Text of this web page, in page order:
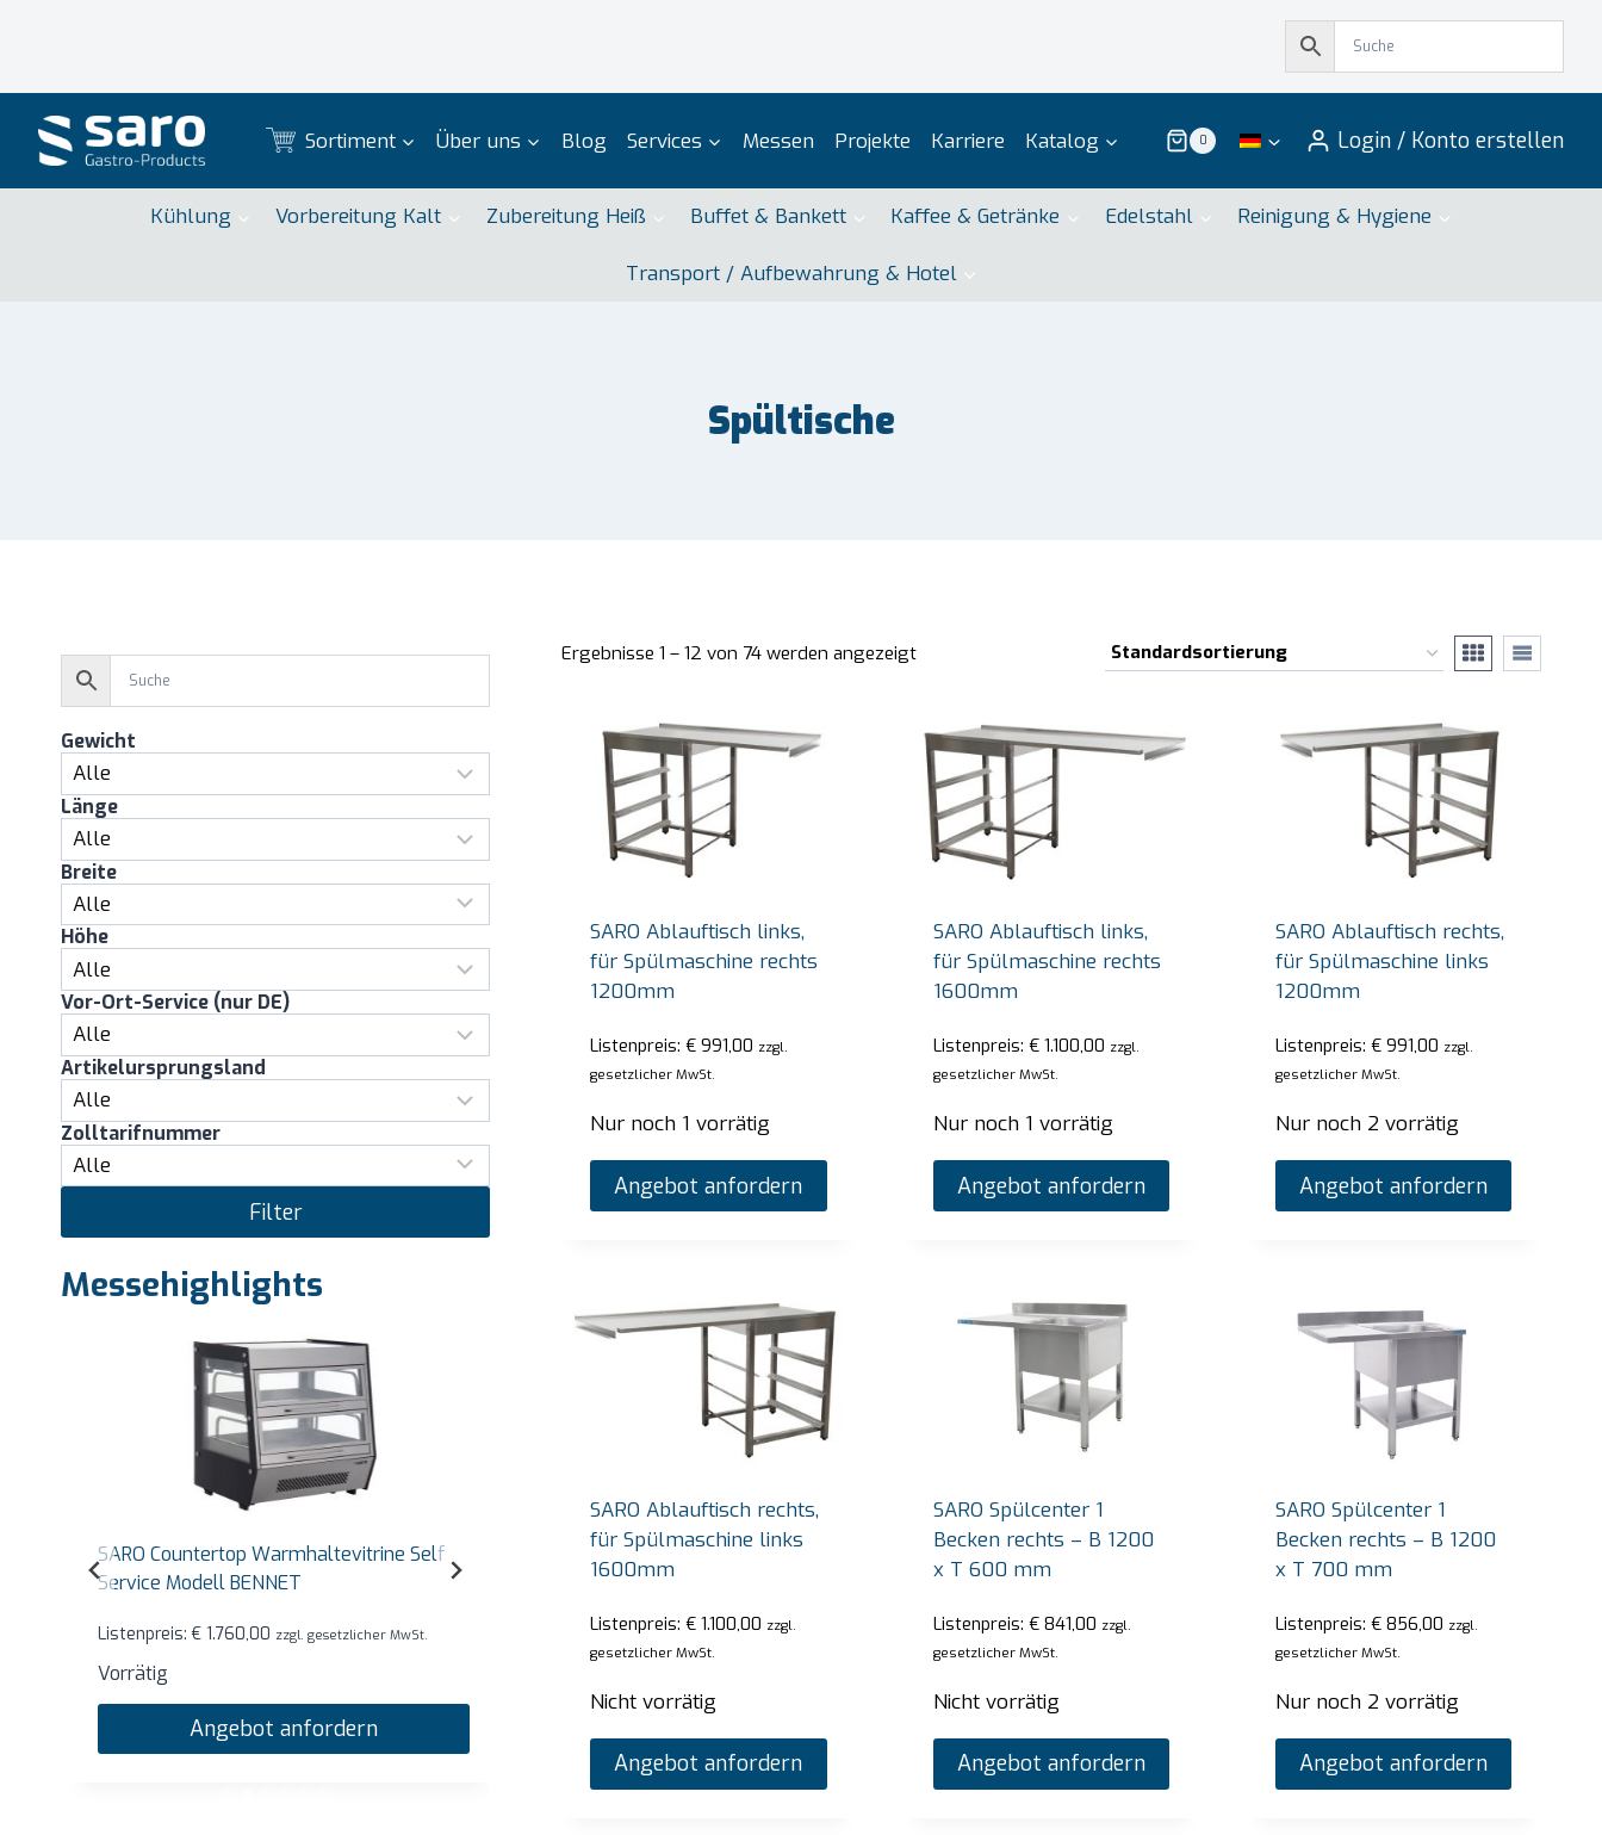
Sortiment Über uns Blog Services Messen Projekte Karriere Katalog 0 Login / Konto erstellen
Kühlung Vorbereitung Kalt Zubereitung Heiß Buffet & Bankett Kaffee & Getränke Edelstahl Reinigung & Hygiene
Transport / Aufbewahrung & Hotel
Spültische
Ergebnisse 1 – 12 von 74 werden angezeigt
SARO Ablauftisch links,
für Spülmaschine rechts
1200mm
Listenpreis:€ 991,00 zzgl.
gesetzlicher MwSt.
Nur noch 1 vorrätig
Angebot anfordern
SARO Ablauftisch links,
für Spülmaschine rechts
1600mm
Listenpreis: €1.100,00 zzgl.
gesetzlicher MwSt.
Nur noch 1 vorrätig
Angebot anfordern
SARO Ablauftisch rechts,
für Spülmaschine links
1200mm
Listenpreis:€ 991,00 zzgl.
gesetzlicher MwSt.
Nur noch 2 vorrätig
Angebot anfordern
SARO Ablauftisch rechts,
für Spülmaschine links
1600mm
Listenpreis:€ 1.100,00 zzgl.
gesetzlicher MwSt.
Nicht vorrätig
Angebot anfordern
SARO Spülcenter 1
Becken rechts – B 1200
x T 600 mm
Listenpreis: €841,00 zzgl.
gesetzlicher MwSt.
Nicht vorrätig
Angebot anfordern
SARO Spülcenter 1
Becken rechts – B 1200
x T 700 mm
Listenpreis:€ 856,00 zzgl.
gesetzlicher MwSt.
Nur noch 2 vorrätig
Angebot anfordern
Gewicht
Länge
Breite
Höhe
Vor-Ort-Service (nur DE)
Artikelursprungsland
Zolltarifnummer
Filter
Messehighlights
SARO Countertop Warmhaltevitrine Self
Service Modell BENNET
Listenpreis:€1.760,00 zzgl. gesetzlicher MwSt.
Vorrätig
Angebot anfordern
SARO Bain-Marie-Trolley Modell BT-3
Vorrätig
Angebot anfordern
SARO Thermobehälter Modell Emmerich
Vorrätig
Angebot anfordern
SARO